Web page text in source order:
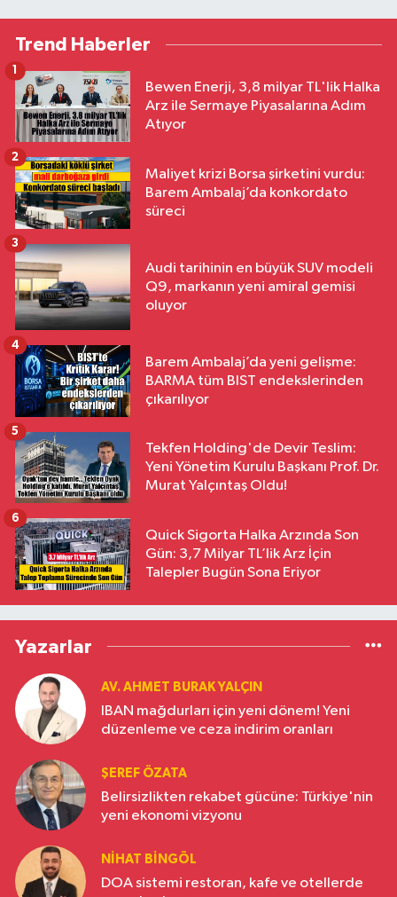
Trend Haberler
Bewen Enerji, 3,8 milyar TL'lik Halka
Arz ile Sermaye Piyasalarına Adım
Atıyor
1
Maliyet krizi Borsa şirketini vurdu:
Barem Ambalaj’da konkordato
süreci
2
Audi tarihinin en büyük SUV modeli
Q9, markanın yeni amiral gemisi
oluyor
3
Barem Ambalaj’da yeni gelişme:
BARMA tüm BIST endekslerinden
çıkarılıyor
4
Tekfen Holding'de Devir Teslim:
Yeni Yönetim Kurulu Başkanı Prof. Dr.
Murat Yalçıntaş Oldu!
5
Quick Sigorta Halka Arzında Son
Gün: 3,7 Milyar TL’lik Arz İçin
Talepler Bugün Sona Eriyor
6
Yazarlar
AV. AHMET BURAK YALÇIN
IBAN mağdurları için yeni dönem! Yeni
düzenleme ve ceza indirim oranları
ŞEREF ÖZATA
Belirsizlikten rekabet gücüne: Türkiye'nin
yeni ekonomi vizyonu
NIHAT BINGÖL
DOA sistemi restoran, kafe ve otellerde